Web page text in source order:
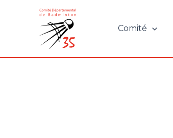
Comité